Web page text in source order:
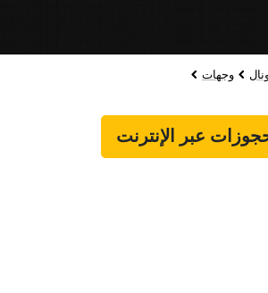
وجهات
عبر الإنترنت